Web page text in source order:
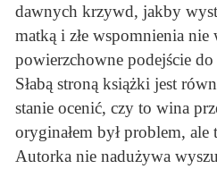
dawnych krzywd, jakby
matką i złe wspomnienia nie
powierzchowne podejście
Słabą stroną książki jest
stanie ocenić, czy to wina
oryginałem był problem, ale
Autorka nie nadużywa